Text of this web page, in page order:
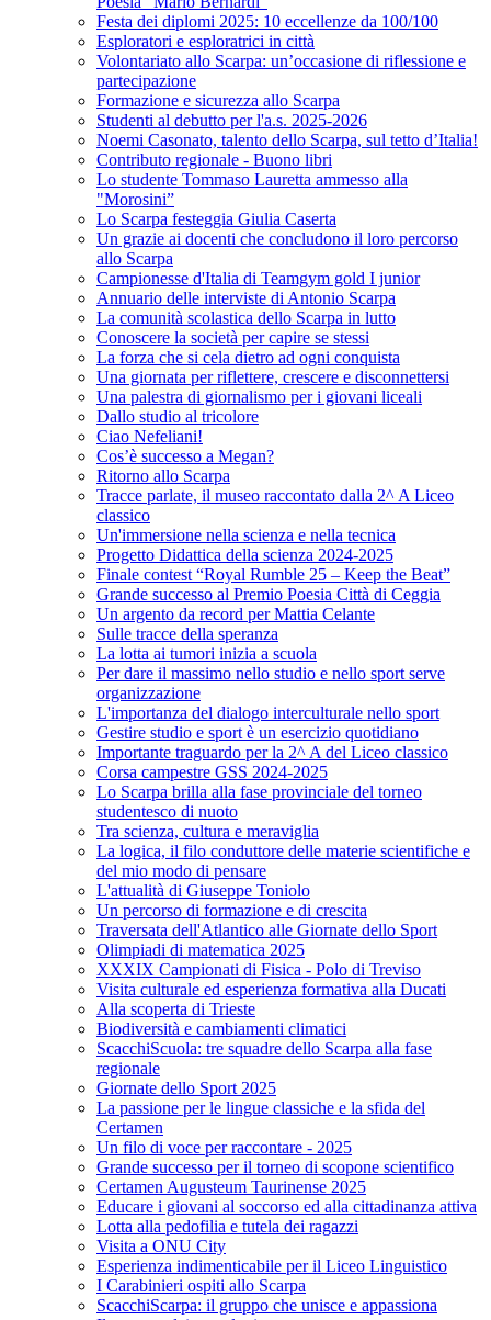
Festa dei diplomi 2025: 10 eccellenze da 100/100
Esploratori e esploratrici in città
Volontariato allo Scarpa: un’occasione di riflessione e
partecipazione
Formazione e sicurezza allo Scarpa
Studenti al debutto per l'a.s. 2025-2026
Noemi Casonato, talento dello Scarpa, sul tetto d’Italia!
Contributo regionale - Buono libri
Lo studente Tommaso Lauretta ammesso alla
"Morosini”
Lo Scarpa festeggia Giulia Caserta
Un grazie ai docenti che concludono il loro percorso
allo Scarpa
Campionesse d'Italia di Teamgym gold I junior
Annuario delle interviste di Antonio Scarpa
La comunità scolastica dello Scarpa in lutto
Conoscere la società per capire se stessi
La forza che si cela dietro ad ogni conquista
Una giornata per riflettere, crescere e disconnettersi
Una palestra di giornalismo per i giovani liceali
Dallo studio al tricolore
Ciao Nefeliani!
Cos’è successo a Megan?
Ritorno allo Scarpa
Tracce parlate, il museo raccontato dalla 2^ A Liceo
classico
Un'immersione nella scienza e nella tecnica
Progetto Didattica della scienza 2024-2025
Finale contest “Royal Rumble 25 – Keep the Beat”
Grande successo al Premio Poesia Città di Ceggia
Un argento da record per Mattia Celante
Sulle tracce della speranza
La lotta ai tumori inizia a scuola
Per dare il massimo nello studio e nello sport serve
organizzazione
L'importanza del dialogo interculturale nello sport
Gestire studio e sport è un esercizio quotidiano
Importante traguardo per la 2^ A del Liceo classico
Corsa campestre GSS 2024-2025
Lo Scarpa brilla alla fase provinciale del torneo
studentesco di nuoto
Tra scienza, cultura e meraviglia
La logica, il filo conduttore delle materie scientifiche e
del mio modo di pensare
L'attualità di Giuseppe Toniolo
Un percorso di formazione e di crescita
Traversata dell'Atlantico alle Giornate dello Sport
Olimpiadi di matematica 2025
XXXIX Campionati di Fisica - Polo di Treviso
Visita culturale ed esperienza formativa alla Ducati
Alla scoperta di Trieste
Biodiversità e cambiamenti climatici
ScacchiScuola: tre squadre dello Scarpa alla fase
regionale
Giornate dello Sport 2025
La passione per le lingue classiche e la sfida del
Certamen
Un filo di voce per raccontare - 2025
Grande successo per il torneo di scopone scientifico
Certamen Augusteum Taurinense 2025
Educare i giovani al soccorso ed alla cittadinanza attiva
Lotta alla pedofilia e tutela dei ragazzi
Visita a ONU City
Esperienza indimenticabile per il Liceo Linguistico
I Carabinieri ospiti allo Scarpa
ScacchiScarpa: il gruppo che unisce e appassiona